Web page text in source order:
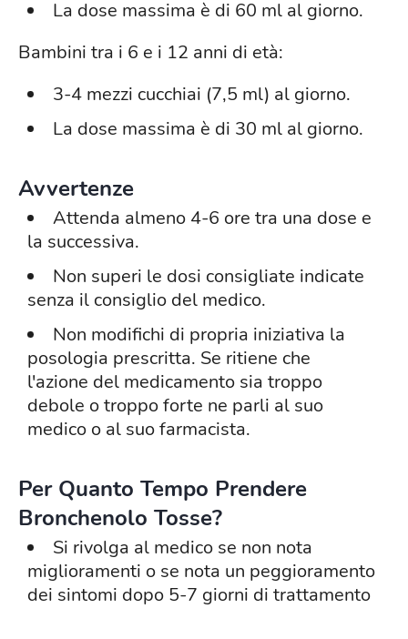
La dose massima è di 60 ml al giorno.
Bambini tra i 6 e i 12 anni di età:
3-4 mezzi cucchiai (7,5 ml) al giorno.
La dose massima è di 30 ml al giorno.
Avvertenze
Attenda almeno 4-6 ore tra una dose e
la successiva.
Non superi le dosi consigliate indicate
senza il consiglio del medico.
Non modifichi di propria iniziativa la
posologia prescritta. Se ritiene che
l'azione del medicamento sia troppo
debole o troppo forte ne parli al suo
medico o al suo farmacista.
Per Quanto Tempo Prendere
Bronchenolo Tosse?
Si rivolga al medico se non nota
miglioramenti o se nota un peggioramento
dei sintomi dopo 5-7 giorni di trattamento